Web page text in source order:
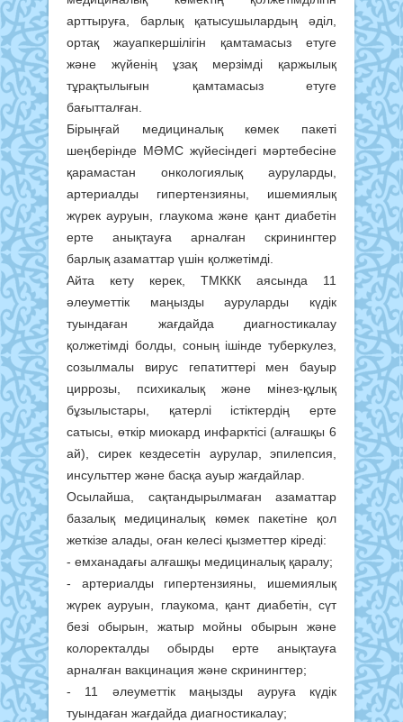
арттыруға, барлық қатысушылардың әділ,
ортақ жауапкершілігін қамтамасыз етуге
және жүйенің ұзақ мерзімді қаржылық
тұрақтылығын қамтамасыз етуге
бағытталған.
Бірыңғай медициналық көмек пакеті
шеңберінде МӘМС жүйесіндегі мәртебесіне
қарамастан онкологиялық ауруларды,
артериалды гипертензияны, ишемиялық
жүрек ауруын, глаукома және қант диабетін
ерте анықтауға арналған скринингтер
барлық азаматтар үшін қолжетімді.
Айта кету керек, ТМККК аясында 11
әлеуметтік маңызды ауруларды күдік
туындаған жағдайда диагностикалау
қолжетімді болды, соның ішінде туберкулез,
созылмалы вирус гепатиттері мен бауыр
циррозы, психикалық және мінез-құлық
бұзылыстары, қатерлі істіктердің ерте
сатысы, өткір миокард инфарктісі (алғашқы 6
ай), сирек кездесетін аурулар, эпилепсия,
инсульттер және басқа ауыр жағдайлар.
Осылайша, сақтандырылмаған азаматтар
базалық медициналық көмек пакетіне қол
жеткізе алады, оған келесі қызметтер кіреді:
- емханадағы алғашқы медициналық қаралу;
- артериалды гипертензияны, ишемиялық
жүрек ауруын, глаукома, қант диабетін, сүт
безі обырын, жатыр мойны обырын және
колоректалды обырды ерте анықтауға
арналған вакцинация және скринингтер;
- 11 әлеуметтік маңызды ауруға күдік
туындаған жағдайда диагностикалау;